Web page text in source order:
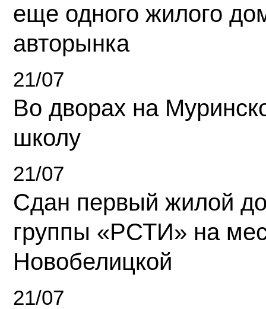
еще одного жилого
авторынка
21/07
Во дворах на
школу
21/07
Сдан первый жилой
группы «РСТИ» на
Новобелицкой
21/07